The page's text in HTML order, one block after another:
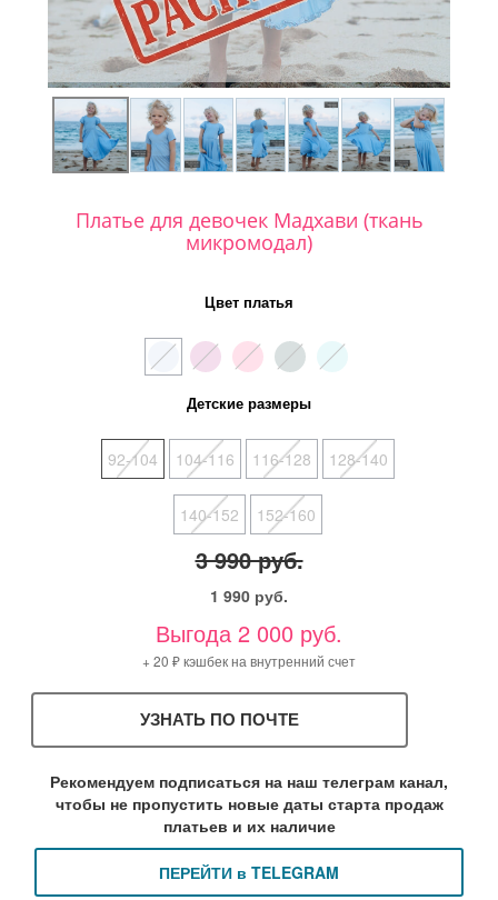
Платье для девочек Мадхави (ткань
микромодал)
Цвет платья
Детские размеры
92-104 104-116 116-128 128-140
140-152 152-160
3 990 руб.
1 990 руб.
Выгода 2 000 руб.
+ 20 ₽ кэшбек на внутренний счет
УЗНАТЬ ПО ПОЧТЕ
Рекомендуем подписаться на наш телеграм канал,
чтобы не пропустить новые даты старта продаж
платьев и их наличие
ПЕРЕЙТИ в TELEGRAM